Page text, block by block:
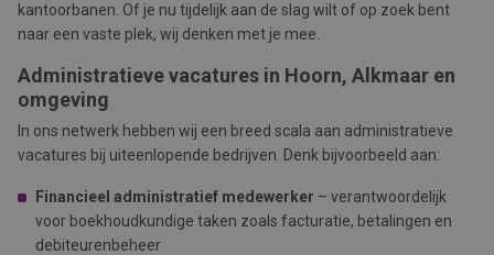
kantoorbanen. Of je nu tijdelijk aan de slag wilt of op zoek bent
naar een vaste plek, wij denken met je mee.
Administratieve vacatures in Hoorn, Alkmaar en
omgeving
In ons netwerk hebben wij een breed scala aan administratieve
vacatures bij uiteenlopende bedrijven. Denk bijvoorbeeld aan:
Financieel administratief medewerker – verantwoordelijk
voor boekhoudkundige taken zoals facturatie, betalingen en
debiteurenbeheer